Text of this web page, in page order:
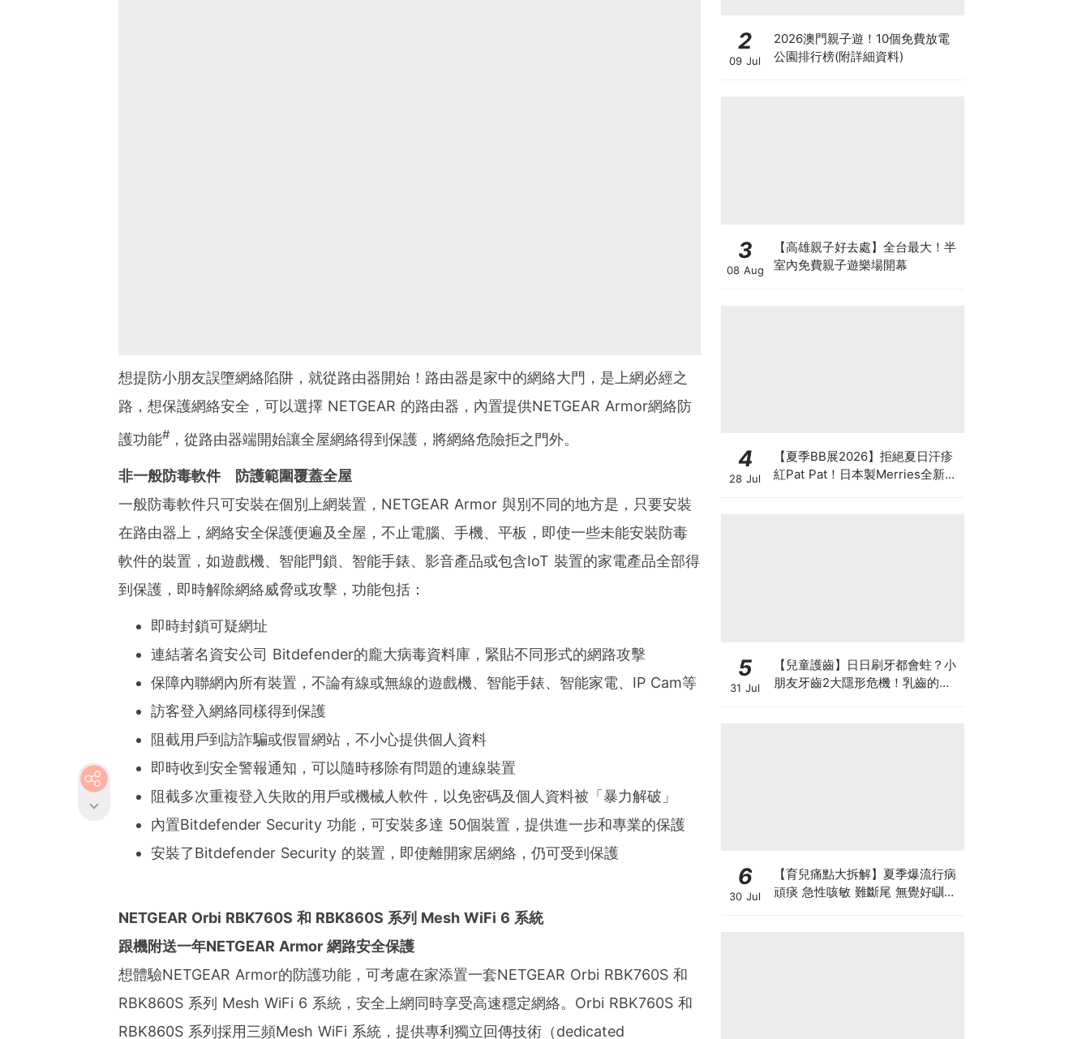
想提防小朋友誤墮網絡陷阱，就從路由器開始！路由器是家中的網絡大門，是上網必經之
路，想保護網絡安全，可以選擇 NETGEAR 的路由器，內置提供NETGEAR Armor網絡防
護功能#，從路由器端開始讓全屋網絡得到保護，將網絡危險拒之門外。
非一般防毒軟件 防護範圍覆蓋全屋
一般防毒軟件只可安裝在個別上網裝置，NETGEAR Armor 與別不同的地方是，只要安裝
在路由器上，網絡安全保護便遍及全屋，不止電腦、手機、平板，即使一些未能安裝防毒
軟件的裝置，如遊戲機、智能門鎖、智能手錶、影音產品或包含IoT 裝置的家電產品全部得
到保護，即時解除網絡威脅或攻擊，功能包括：
即時封鎖可疑網址
連結著名資安公司 Bitdefender的龐大病毒資料庫，緊貼不同形式的網路攻擊
保障內聯網內所有裝置，不論有線或無線的遊戲機、智能手錶、智能家電、IP Cam等
訪客登入網絡同樣得到保護
阻截用戶到訪詐騙或假冒網站，不小心提供個人資料
即時收到安全警報通知，可以隨時移除有問題的連線裝置
阻截多次重複登入失敗的用戶或機械人軟件，以免密碼及個人資料被「暴力解破」
內置Bitdefender Security 功能，可安裝多達 50個裝置，提供進一步和專業的保護
安裝了Bitdefender Security 的裝置，即使離開家居網絡，仍可受到保護
NETGEAR Orbi RBK760S 和 RBK860S 系列 Mesh WiFi 6 系統
跟機附送一年NETGEAR Armor 網路安全保護
想體驗NETGEAR Armor的防護功能，可考慮在家添置一套NETGEAR Orbi RBK760S 和
RBK860S 系列 Mesh WiFi 6 系統，安全上網同時享受高速穩定網絡。Orbi RBK760S 和
RBK860S 系列採用三頻Mesh WiFi 系統，提供專利獨立回傳技術（dedicated
2
09 Jul
2026澳門親子遊！10個免費放電
公園排行榜(附詳細資料)
3
08 Aug
【高雄親子好去處】全台最大！半
室內免費親子遊樂場開幕
4
28 Jul
【夏季BB展2026】拒絕夏日汗疹
紅Pat Pat！日本製Merries全新超
5
31 Jul
【兒童護齒】日日刷牙都會蛀？小
朋友牙齒2大隱形危機！乳齒的琺
6
30 Jul
【育兒痛點大拆解】夏季爆流行病
頑痰 急性咳敏 難斷尾 無覺好瞓？